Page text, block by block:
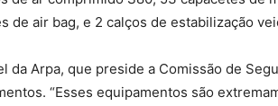
de air bag, e 2 calços de estabilização
da Arpa, que preside a Comissão de
“Esses equipamentos são